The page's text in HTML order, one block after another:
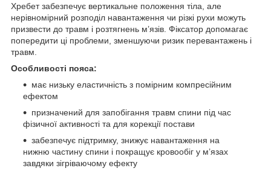
Хребет забезпечує вертикальне положення тіла, але
нерівномірний розподіл навантаження чи різкі рухи можуть
призвести до травм і розтягнень м’язів. Фіксатор допомагає
попередити ці проблеми, зменшуючи ризик перевантажень і
травм.
Особливості пояса:
має низьку еластичність з помірним компресійним
ефектом
призначений для запобігання травм спини під час
фізичної активності та для корекції постави
забезпечує підтримку, знижує навантаження на
нижню частину спини і покращує кровообіг у м’язах
завдяки зігріваючому ефекту